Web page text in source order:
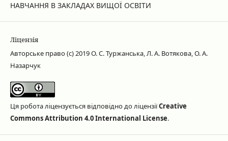
НАВЧАННЯ В ЗАКЛАДАХ ВИЩОЇ ОСВІТИ
Ліцензія
Авторське право (c) 2019 О. С. Туржанська, Л. А. Вотякова, О. А.
Назарчук
Ця робота ліцензується відповідно до ліцензіїCreative
Commons Attribution 4.0 International License.